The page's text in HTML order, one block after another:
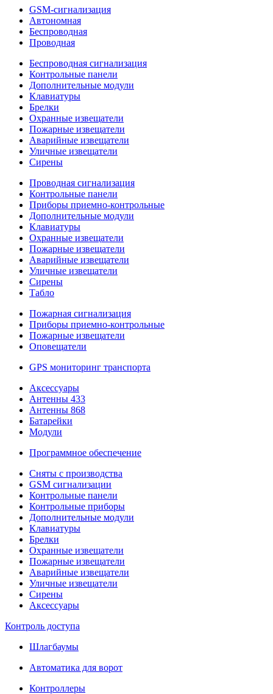
GSM-сигнализация
Автономная
Беспроводная
Проводная
Беспроводная сигнализация
Контрольные панели
Дополнительные модули
Клавиатуры
Брелки
Охранные извещатели
Пожарные извещатели
Аварийные извещатели
Уличные извещатели
Сирены
Проводная сигнализация
Контрольные панели
Приборы приемно-контрольные
Дополнительные модули
Клавиатуры
Охранные извещатели
Пожарные извещатели
Аварийные извещатели
Уличные извещатели
Сирены
Табло
Пожарная сигнализация
Приборы приемно-контрольные
Пожарные извещатели
Оповещатели
GPS мониторинг транспорта
Аксессуары
Антенны 433
Антенны 868
Батарейки
Модули
Программное обеспечение
Сняты с производства
GSM сигнализации
Контрольные панели
Контрольные приборы
Дополнительные модули
Клавиатуры
Брелки
Охранные извещатели
Пожарные извещатели
Аварийные извещатели
Уличные извещатели
Сирены
Аксессуары
Контроль доступа
Шлагбаумы
Автоматика для ворот
Контроллеры